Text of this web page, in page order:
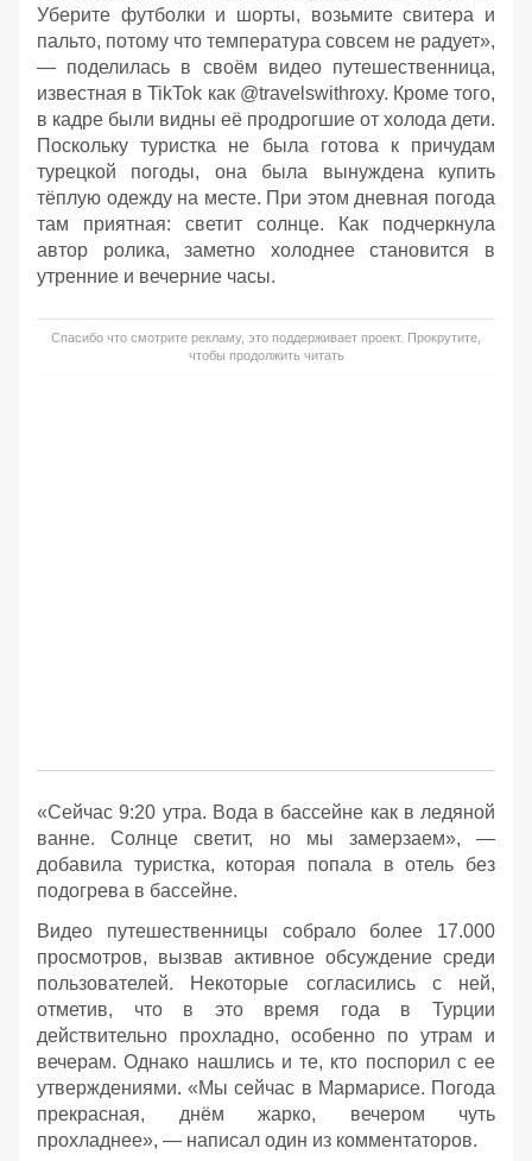
Уберите футболки и шорты, возьмите свитера и
пальто, потому что температура совсем не радует»,
— поделилась в своём видео путешественница,
известная в TikTok как @travelswithroxy. Кроме того,
в кадре были видны её продрогшие от холода дети.
Поскольку туристка не была готова к причудам
турецкой погоды, она была вынуждена купить
тёплую одежду на месте. При этом дневная погода
там приятная: светит солнце. Как подчеркнула
автор ролика, заметно холоднее становится в
утренние и вечерние часы.
Спасибо что смотрите рекламу, это поддерживает проект. Прокрутите,
чтобы продолжить читать
«Сейчас 9:20 утра. Вода в бассейне как в ледяной
ванне. Солнце светит, но мы замерзаем», —
добавила туристка, которая попала в отель без
подогрева в бассейне.
Видео путешественницы собрало более 17.000
просмотров, вызвав активное обсуждение среди
пользователей. Некоторые согласились с ней,
отметив, что в это время года в Турции
действительно прохладно, особенно по утрам и
вечерам. Однако нашлись и те, кто поспорил с ее
утверждениями. «Мы сейчас в Мармарисе. Погода
прекрасная, днём жарко, вечером чуть
прохладнее», — написал один из комментаторов.